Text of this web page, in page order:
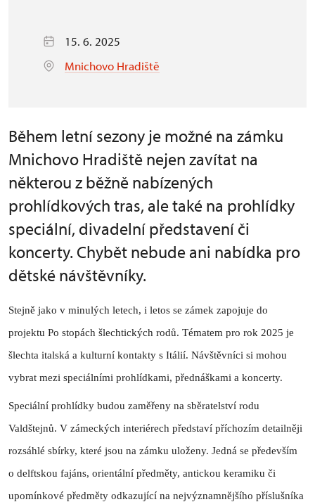
15. 6. 2025
Mnichovo Hradiště
Během letní sezony je možné na zámku
Mnichovo Hradiště nejen zavítat na
některou z běžně nabízených
prohlídkových tras, ale také na prohlídky
speciální, divadelní představení či
koncerty. Chybět nebude ani nabídka pro
dětské návštěvníky.
Stejně jako v minulých letech, i letos se zámek zapojuje do
projektu Po stopách šlechtických rodů. Tématem pro rok 2025 je
šlechta italská a kulturní kontakty s Itálií. Návštěvníci si mohou
vybrat mezi speciálními prohlídkami, přednáškami a koncerty.
Speciální prohlídky budou zaměřeny na sběratelství rodu
Valdštejnů. V zámeckých interiérech představí příchozím detailněji
rozsáhlé sbírky, které jsou na zámku uloženy. Jedná se především
o delftskou fajáns, orientální předměty, antickou keramiku či
upomínkové předměty odkazující na nejvýznamnějšího příslušníka